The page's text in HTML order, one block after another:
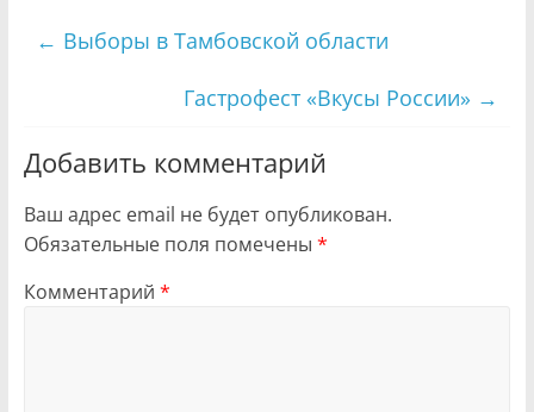
← Выборы в Тамбовской области
Гастрофест «Вкусы России» →
Добавить комментарий
Ваш адрес email не будет опубликован.
Обязательные поля помечены *
Комментарий *